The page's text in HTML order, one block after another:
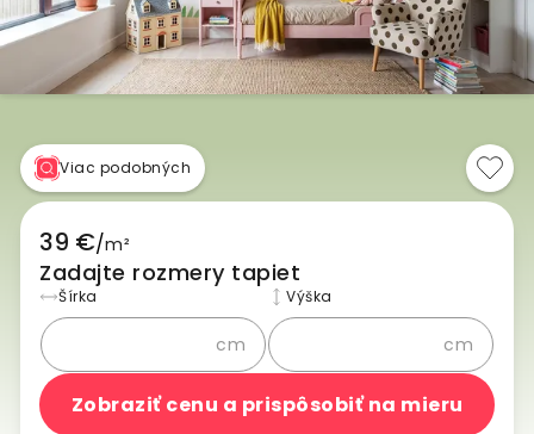
Viac podobných
39 €/m²
Zadajte rozmery tapiet
Šírka
cm
Výška
cm
Zobraziť cenu a prispôsobiť na mieru